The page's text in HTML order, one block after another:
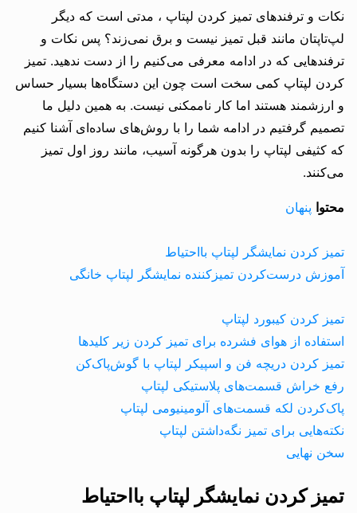
نکات و ترفندهای تمیز کردن لپتاپ ، مدتی است که دیگر
لپ‌تاپتان مانند قبل تمیز نیست و برق نمی‌زند؟ پس نکات و
ترفندهایی که در ادامه معرفی می‌کنیم را از دست ندهید. تمیز
کردن لپتاپ کمی سخت است چون این دستگاه‌ها بسیار حساس
و ارزشمند هستند اما کار ناممکنی نیست. به همین دلیل ما
تصمیم گرفتیم در ادامه شما را با روش‌های ساده‌ای آشنا کنیم
که کثیفی لپتاپ را بدون هرگونه آسیب، مانند روز اول تمیز
می‌کنند.
محتوا پنهان
تمیز کردن نمایشگر لپتاپ بااحتیاط
آموزش درست‌کردن تمیزکننده نمایشگر لپتاپ خانگی
تمیز کردن کیبورد لپتاپ
استفاده از هوای فشرده برای تمیز کردن زیر کلیدها
تمیز کردن دریچه فن و اسپیکر لپتاپ با گوش‌پاک‌کن
رفع خراش قسمت‌های پلاستیکی لپتاپ
پاک‌کردن لکه قسمت‌های آلومینیومی لپتاپ
نکته‌هایی برای تمیز نگه‌داشتن لپتاپ
سخن نهایی
تمیز کردن نمایشگر لپتاپ بااحتیاط